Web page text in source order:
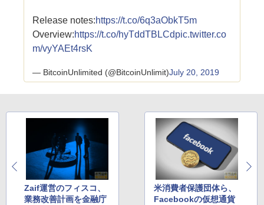
Release notes:https://t.co/6q3aObkT5m
Overview:https://t.co/hyTddTBLCdpic.twitter.co
m/vyYAEt4rsK
— BitcoinUnlimited (@BitcoinUnlimit)July 20, 2019
Zaif運営のフィスコ、
業務改善計画を金融庁
米消費者保護団体ら、
Facebookの仮想通貨